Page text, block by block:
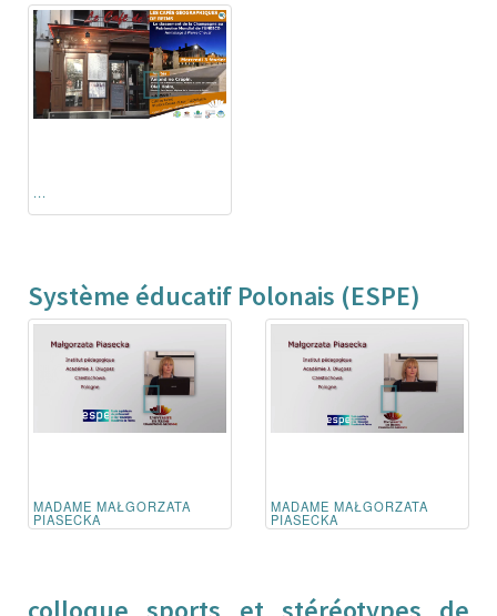
...
Système éducatif Polonais (ESPE)
MADAME MAŁGORZATA
PIASECKA
MADAME MAŁGORZATA
PIASECKA